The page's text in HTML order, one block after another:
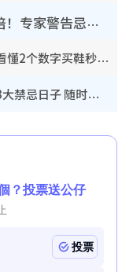
行李清洁｜车轮脏过马桶58倍！专家警告忌用酒精擦 教1招免脏手除菌
New Balance型号密码大公开！看懂2个数字买鞋秒知功能免中伏 附5大热门鞋款
剪头发都要择日？司徒法正提醒3大禁忌日子 随时剪走财运！这日剪发恐“剪寿命”？